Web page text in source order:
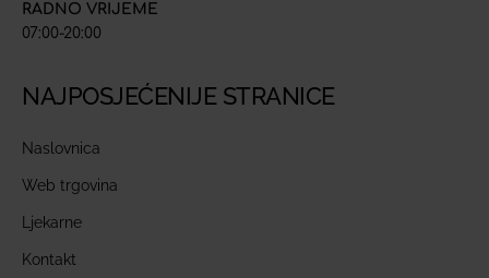
RADNO VRIJEME
07:00-20:00
NAJPOSJEĆENIJE STRANICE
Naslovnica
Web trgovina
Ljekarne
Kontakt